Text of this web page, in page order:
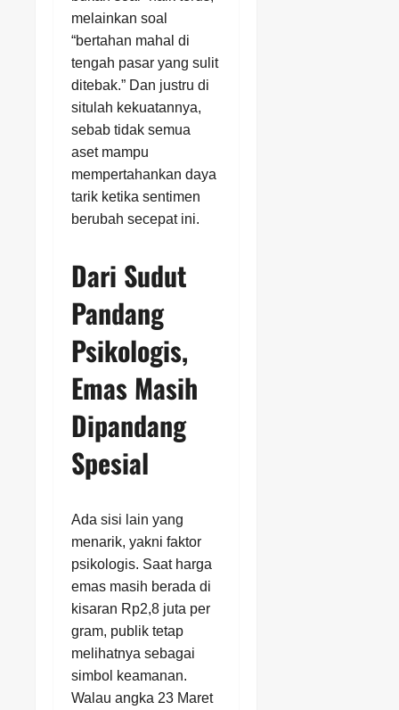
melainkan soal
“bertahan mahal di
tengah pasar yang sulit
ditebak.” Dan justru di
situlah kekuatannya,
sebab tidak semua
aset mampu
mempertahankan daya
tarik ketika sentimen
berubah secepat ini.
Dari Sudut
Pandang
Psikologis,
Emas Masih
Dipandang
Spesial
Ada sisi lain yang
menarik, yakni faktor
psikologis. Saat harga
emas masih berada di
kisaran Rp2,8 juta per
gram, publik tetap
melihatnya sebagai
simbol keamanan.
Walau angka 23 Maret